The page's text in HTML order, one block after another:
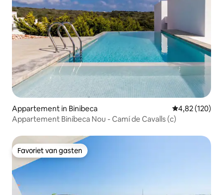
Appartement in Binibeca Gemiddelde
4,82 (120)
Appartement Binibeca Nou - Camí de Cavalls (c)
Favoriet van gasten
Favoriet van gasten